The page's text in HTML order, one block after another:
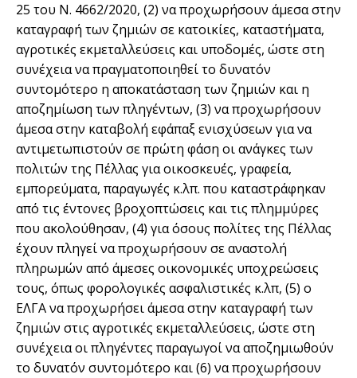
25 του Ν. 4662/2020, (2) να προχωρήσουν άμεσα στην
καταγραφή των ζημιών σε κατοικίες, καταστήματα,
αγροτικές εκμεταλλεύσεις και υποδομές, ώστε στη
συνέχεια να πραγματοποιηθεί το δυνατόν
συντομότερο η αποκατάσταση των ζημιών και η
αποζημίωση των πληγέντων, (3) να προχωρήσουν
άμεσα στην καταβολή εφάπαξ ενισχύσεων για να
αντιμετωπιστούν σε πρώτη φάση οι ανάγκες των
πολιτών της Πέλλας για οικοσκευές, γραφεία,
εμπορεύματα, παραγωγές κ.λπ. που καταστράφηκαν
από τις έντονες βροχοπτώσεις και τις πλημμύρες
που ακολούθησαν, (4) για όσους πολίτες της Πέλλας
έχουν πληγεί να προχωρήσουν σε αναστολή
πληρωμών από άμεσες οικονομικές υποχρεώσεις
τους, όπως φορολογικές ασφαλιστικές κ.λπ, (5) ο
ΕΛΓΑ να προχωρήσει άμεσα στην καταγραφή των
ζημιών στις αγροτικές εκμεταλλεύσεις, ώστε στη
συνέχεια οι πληγέντες παραγωγοί να αποζημιωθούν
το δυνατόν συντομότερο και (6) να προχωρήσουν